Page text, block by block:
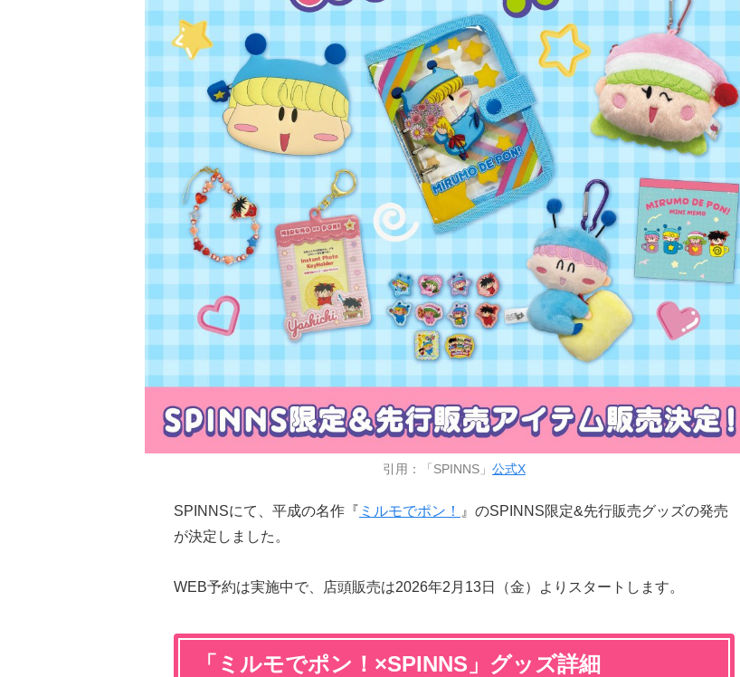
引用：「SPINNS」 公式X
SPINNSにて、平成の名作『 ミルモでポン！
』のSPINNS限定&先行販売グッズの発売
が決定しました。
WEB予約は実施中で、店頭販売は2026年2月13日（金）よりスタートします。
「ミルモでポン！×SPINNS」グッズ詳細